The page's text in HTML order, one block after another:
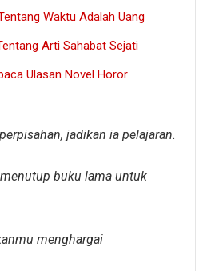
Waktu Adalah Uang
Arti Sahabat Sejati
Ulasan Novel Horor
jadikan ia pelajaran.
buku lama untuk
menghargai